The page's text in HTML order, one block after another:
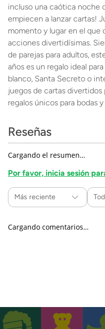
incluso una caótica noche
empiecen a lanzar cartas!
momento y lugar en el que
acciones divertidísimas.
de parejas para adultos,
años es un regalo ideal
blanco, Santa Secreto o
juegos de cartas divertidos
regalos únicos para bodas
Reseñas
Cargando el resumen…
Por favor, inicia sesión
Más reciente
Cargando comentarios…